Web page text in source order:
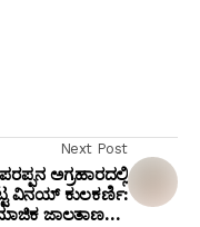
Next Post
ಪರಪ್ಪನ ಅಗ್ರಹಾರದಲ್ಲಿ
ವಿನಯ್ ಕುಲಕರ್ಣಿ:
ಜಾಲತಾಣದಲ್ಲಿ